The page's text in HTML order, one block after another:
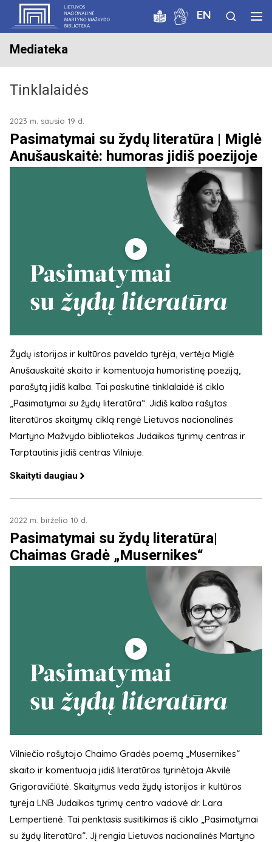
EN
Mediateka
Tinklalaidės
2023 m. sausio 19 d.
Pasimatymai su žydų literatūra | Miglė
Anušauskaitė: humoras jidiš poezijoje
Žydų istorijos ir kultūros paveldo tyrėja, vertėja Miglė
Anušauskaitė skaito ir komentuoja humoristinę poeziją,
parašytą jidiš kalba. Tai paskutinė tinklalaidė iš ciklo
„Pasimatymai su žydų literatūra“. Jidiš kalba rašytos
literatūros skaitymų ciklą rengė Lietuvos nacionalinės
Martyno Mažvydo bibliotekos Judaikos tyrimų centras ir
Tarptautinis jidiš centras Vilniuje.
Skaityti daugiau
2022 m. birželio 10 d.
Pasimatymai su žydų literatūra|
Chaimas Gradė „Musernikes“
Vilniečio rašytojo Chaimo Gradės poemą „Musernikes“
skaito ir komentuoja jidiš literatūros tyrinėtoja Akvilė
Grigoravičiūtė. Skaitymus veda žydų istorijos ir kultūros
tyrėja LNB Judaikos tyrimų centro vadovė dr. Lara
Lempertienė. Tai penktasis susitikimas iš ciklo „Pasimatymai
su žydų literatūra“. Jį rengia Lietuvos nacionalinės Martyno